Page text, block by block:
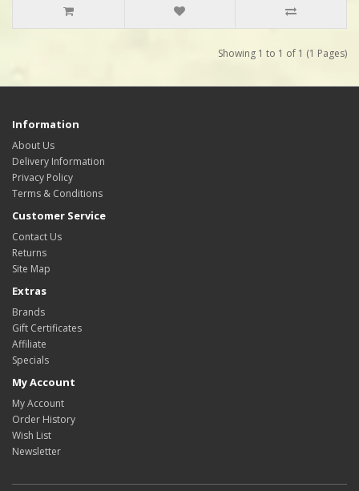
Showing 1 to 1 of 1 (1 Pages)
Information
About Us
Delivery Information
Privacy Policy
Terms & Conditions
Customer Service
Contact Us
Returns
Site Map
Extras
Brands
Gift Certificates
Affiliate
Specials
My Account
My Account
Order History
Wish List
Newsletter